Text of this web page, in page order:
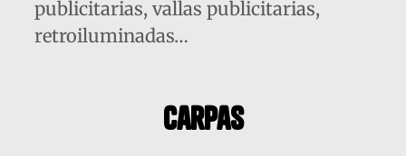
publicitarias, vallas publicitarias,
retroiluminadas…
carpas